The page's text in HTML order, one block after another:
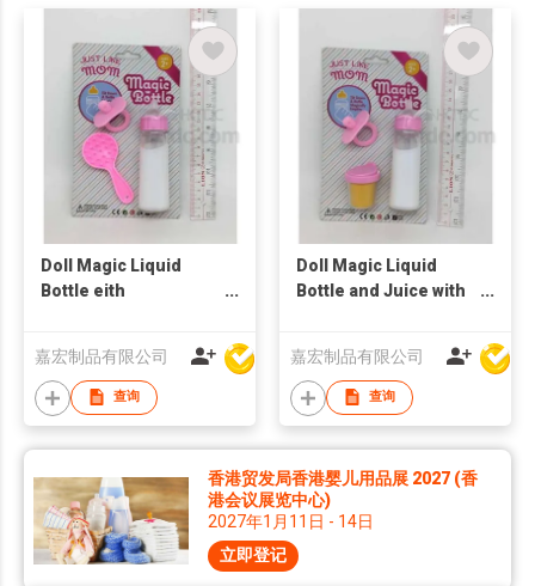
Doll Magic Liquid
Bottle eith
嘉宏制品有限公司
查询
Doll Magic Liquid
Bottle and Juice with
嘉宏制品有限公司
查询
香港贸发局香港婴儿用品展 2027 (香
港会议展览中心)
2027年1月11日 - 14日
立即登记